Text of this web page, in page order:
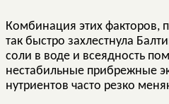
Комбинация этих факторов,
так быстро захлестнула
соли в воде и всеядность
нестабильные прибрежные
нутриентов часто резко